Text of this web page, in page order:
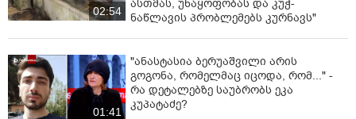
02:54
ასთმას, უნაყოფობას და კუჭ-
ნაწლავის პრობლემებს კურნავს"
01:41
"ანასტასია ბერუაშვილი არის
გოგონა, რომელმაც იცოდა, რომ..." -
რა დეტალებზე საუბრობს ეკა
კუპატაძე?